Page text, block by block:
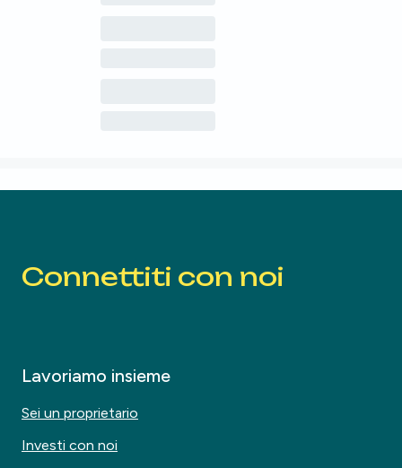
Connettiti con noi
Lavoriamo insieme
Sei un proprietario
Investi con noi